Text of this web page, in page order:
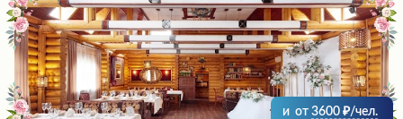
и от 3600 /чел.